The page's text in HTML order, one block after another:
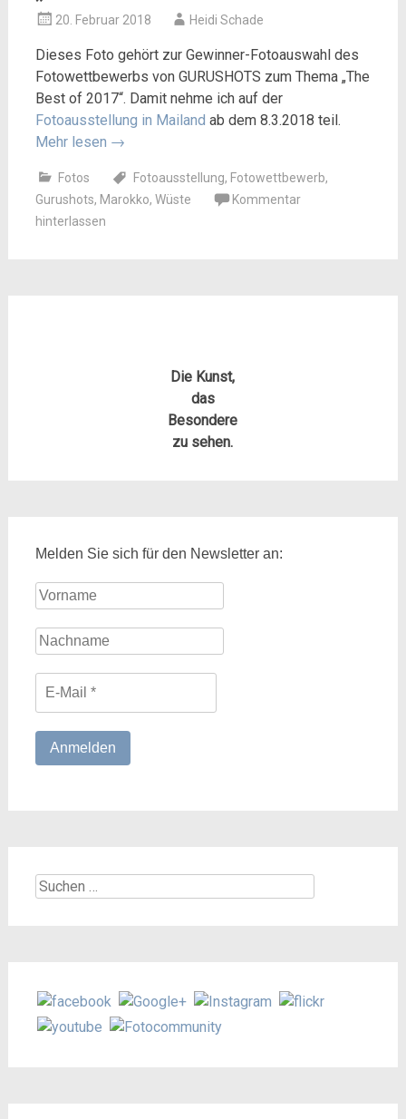
20. Februar 2018 Heidi Schade
Dieses Foto gehört zur Gewinner-Fotoauswahl des
Fotowettbewerbs von GURUSHOTS zum Thema „The
Best of 2017“. Damit nehme ich auf der
Fotoausstellung in Mailand ab dem 8.3.2018 teil.
Mehr lesen →
Fotos Fotoausstellung, Fotowettbewerb,
Gurushots, Marokko, Wüste
Kommentar
hinterlassen
Die Kunst,
das
Besondere
zu sehen.
Melden Sie sich für den Newsletter an:
Suchen